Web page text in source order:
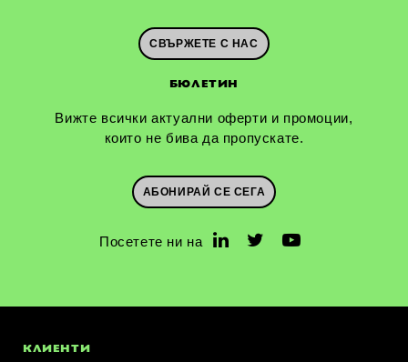
СВЪРЖЕТЕ С НАС
БЮЛЕТИН
Вижте всички актуални оферти и промоции,
които не бива да пропускате.
АБОНИРАЙ СЕ СЕГА
Посетете ни на
КЛИЕНТИ